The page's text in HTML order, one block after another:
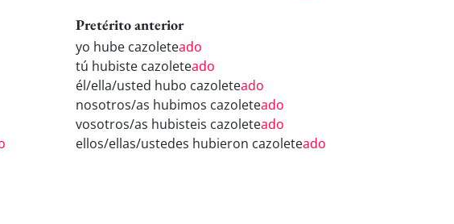
Pretérito anterior
yo hube cazoleteado
tú hubiste cazoleteado
él/ella/usted hubo cazoleteado
nosotros/as hubimos cazoleteado
vosotros/as hubisteis cazoleteado
ellos/ellas/ustedes hubieron cazoleteado